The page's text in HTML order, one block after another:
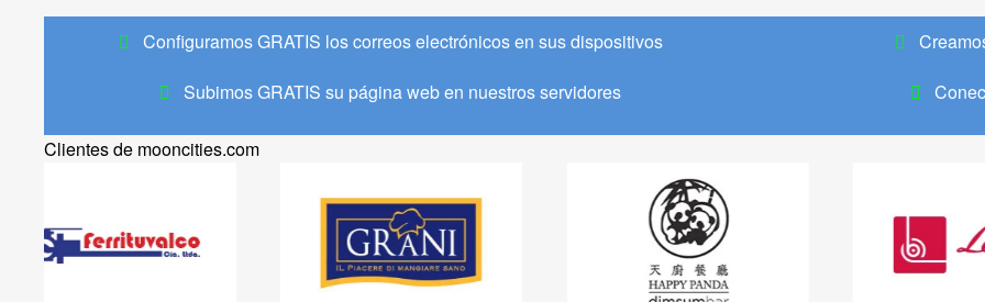
Configuramos GRATIS los correos electrónicos en sus dispositivos
Subimos GRATIS su página web en nuestros servidores
Clientes de mooncities.com